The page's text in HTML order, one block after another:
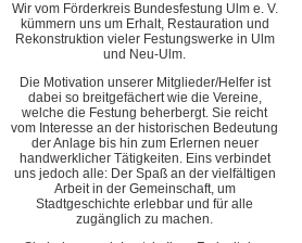
Wir vom Förderkreis Bundesfestung Ulm e. V.
kümmern uns um Erhalt, Restauration und
Rekonstruktion vieler Festungswerke in Ulm
und Neu-Ulm.
Die Motivation unserer Mitglieder/Helfer ist
dabei so breitgefächert wie die Vereine,
welche die Festung beherbergt. Sie reicht
vom Interesse an der historischen Bedeutung
der Anlage bis hin zum Erlernen neuer
handwerklicher Tätigkeiten. Eins verbindet
uns jedoch alle: Der Spaß an der vielfältigen
Arbeit in der Gemeinschaft, um
Stadtgeschichte erlebbar und für alle
zugänglich zu machen.